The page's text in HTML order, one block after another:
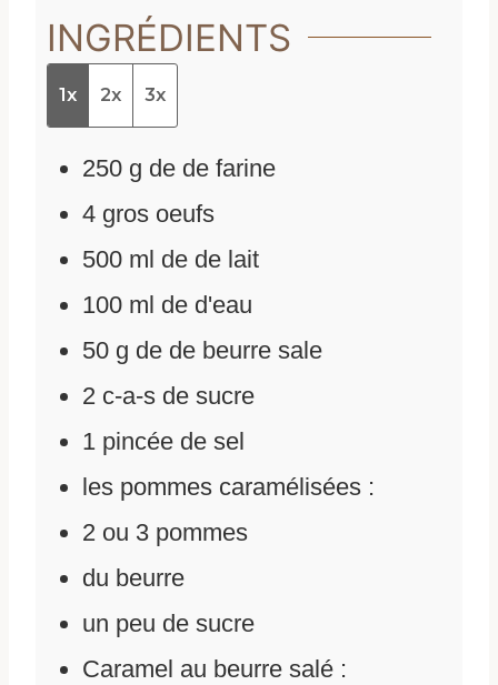
INGRÉDIENTS
1x 2x 3x
250 g de de farine
4 gros oeufs
500 ml de de lait
100 ml de d'eau
50 g de de beurre sale
2 c-a-s de sucre
1 pincée de sel
les pommes caramélisées :
2 ou 3 pommes
du beurre
un peu de sucre
Caramel au beurre salé :